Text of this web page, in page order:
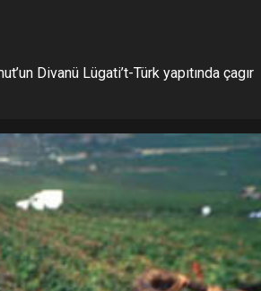
Divanü Lügati’t-Türk yapıtında çagır